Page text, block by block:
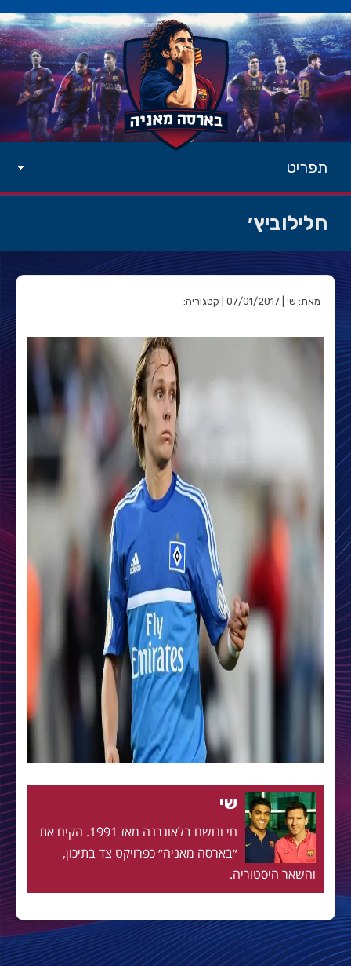
תפריט
חלילוביץ׳
מאת: שי | 07/01/2017 | קטגוריה:
שי
חי ונושם בלאוגרנה מאז 1991. הקים את
״בארסה מאניה״ כפרויקט צד בתיכון,
והשאר היסטוריה.